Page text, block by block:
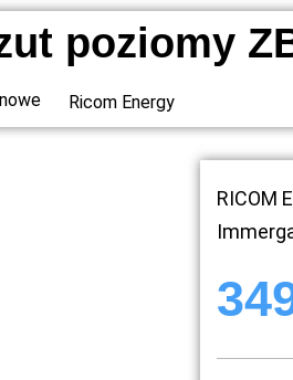
poziomy
Ricom Energy
RICOM